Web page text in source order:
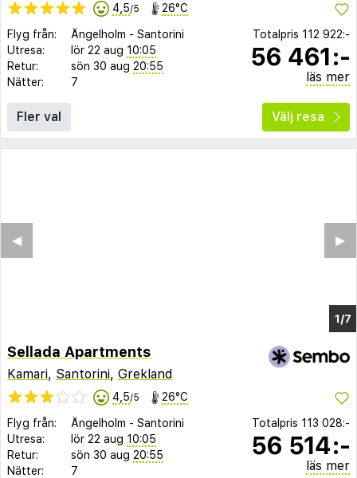
4,5/5 26°C
Flyg från: Ängelholm - Santorini
Utresa:
lör 22 aug 10:05
Retur:
sön 30 aug 20:55
Nätter:
7
Totalpris 112 922:-
56 461:-
läs mer
Fler val Välj resa
Sellada Apartments
Kamari, Santorini, Grekland
4,5/5 26°C
Flyg från: Ängelholm - Santorini
Utresa:
lör 22 aug 10:05
Retur:
sön 30 aug 20:55
Nätter:
7
Totalpris 113 028:-
56 514:-
läs mer